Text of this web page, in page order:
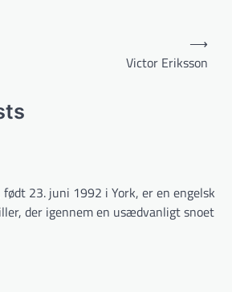
Victor Eriksson
⟶
23. juni 1992 i York, er en engelsk
der igennem en usædvanligt snoet